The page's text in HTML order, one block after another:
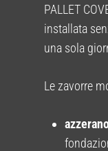
PALLET
installata
una sola
Le zavorre